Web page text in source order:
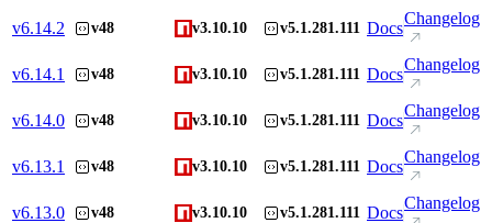
v6.14.2 v48 v3.10.10 v5.1.281.111 Docs
Changelog
v6.14.1 v48 v3.10.10 v5.1.281.111 Docs
Changelog
v6.14.0 v48 v3.10.10 v5.1.281.111 Docs
Changelog
v6.13.1 v48 v3.10.10 v5.1.281.111 Docs
Changelog
v6.13.0 v48 v3.10.10 v5.1.281.111 Docs
Changelog